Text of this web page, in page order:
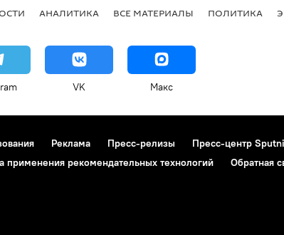
АНАЛИТИКА ВСЕ МАТЕРИАЛЫ ПОЛИТИКА
VK Макс
Реклама Пресс-релизы Пресс-центр
применения рекомендательных технологий Обратная